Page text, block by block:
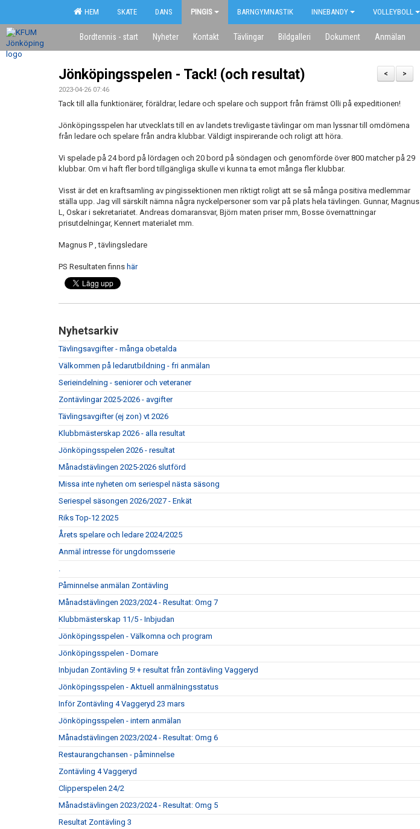
HEM SKATE DANS PINGIS BARNGYMNASTIK INNEBANDY VOLLEYBOLL
Bordtennis - start Nyheter Kontakt Tävlingar Bildgalleri Dokument Anmälan
>
<
Jönköpingsspelen - Tack! (och resultat)
2023-04-26 07:46
Tack till alla funktionärer, föräldrar, ledare och spelare och support från främst Olli på expeditionen!
Jönköpingsspelen har utvecklats till en av landets trevligaste tävlingar om man lyssnar till omdömena
från ledare och spelare från andra klubbar. Väldigt inspirerande och roligt att höra.
Vi spelade på 24 bord på lördagen och 20 bord på söndagen och genomförde över 800 matcher på 29
klubbar. Om vi haft fler bord tillgängliga skulle vi kunna ta emot många fler klubbar.
Visst är det en kraftsamling av pingissektionen men riktigt roligt att se så många positiva medlemmar
ställa upp. Jag vill särskilt nämna några nyckelpersoner som var på plats hela tävlingen. Gunnar, Magnus
L, Oskar i sekretariatet. Andreas domaransvar, Björn maten priser mm, Bosse övernattningar
prisutdelningar, Kennert materialet mm.
Magnus P , tävlingsledare
PS Resultaten finns här
Nyhetsarkiv
Tävlingsavgifter - många obetalda
Välkommen på ledarutbildning - fri anmälan
Serieindelning - seniorer och veteraner
Zontävlingar 2025-2026 - avgifter
Tävlingsavgifter (ej zon) vt 2026
Klubbmästerskap 2026 - alla resultat
Jönköpingsspelen 2026 - resultat
Månadstävlingen 2025-2026 slutförd
Missa inte nyheten om seriespel nästa säsong
Seriespel säsongen 2026/2027 - Enkät
Riks Top-12 2025
Årets spelare och ledare 2024/2025
Anmäl intresse för ungdomsserie
.
Påminnelse anmälan Zontävling
Månadstävlingen 2023/2024 - Resultat: Omg 7
Klubbmästerskap 11/5 - Inbjudan
Jönköpingsspelen - Välkomna och program
Jönköpingsspelen - Domare
Inbjudan Zontävling 5! + resultat från zontävling Vaggeryd
Jönköpingsspelen - Aktuell anmälningsstatus
Inför Zontävling 4 Vaggeryd 23 mars
Jönköpingsspelen - intern anmälan
Månadstävlingen 2023/2024 - Resultat: Omg 6
Restaurangchansen - påminnelse
Zontävling 4 Vaggeryd
Clipperspelen 24/2
Månadstävlingen 2023/2024 - Resultat: Omg 5
Resultat Zontävling 3